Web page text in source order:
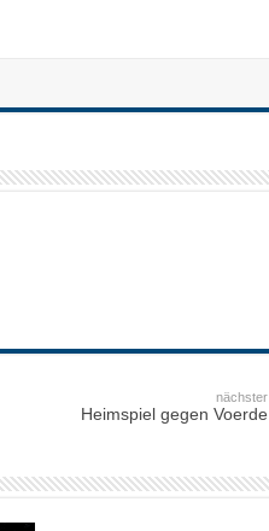
nächster
Heimspiel gegen Voerde